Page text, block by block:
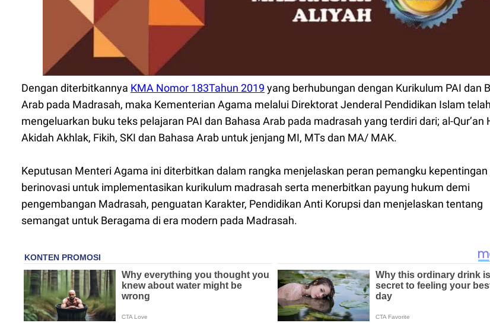
Dengan diterbitkannya KMA Nomor 183Tahun 2019 yang berhubungan dengan Kurikulum PAI dan
Arab pada Madrasah, maka Kementerian Agama melalui Direktorat Jenderal Pendidikan Islam telah
mengeluarkan buku teks pelajaran PAI dan Bahasa Arab pada madrasah yang terdiri dari; al-Qur’an
Akidah Akhlak, Fikih, SKI dan Bahasa Arab untuk jenjang MI, MTs dan MA/ MAK.
Keputusan Menteri Agama ini diterbitkan dalam rangka menjelaskan peran pemangku kepentingan
berinovasi untuk implementasikan kurikulum madrasah serta menerbitkan payung hukum demi
pengembangan Madrasah, penguatan Karakter, Pendidikan Anti Korupsi dan menjelaskan tentang
semangat untuk Beragama di era modern pada Madrasah.